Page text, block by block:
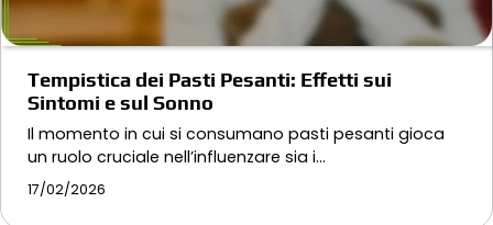
Tempistica dei Pasti Pesanti: Effetti sui
Sintomi e sul Sonno
Il momento in cui si consumano pasti pesanti gioca
un ruolo cruciale nell’influenzare sia i…
17/02/2026